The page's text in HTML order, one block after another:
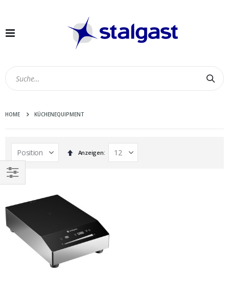
Navigation
HOME KÜCHENEQUIPMENT
In
absteigender
Anzeigen
EINKAUFEN